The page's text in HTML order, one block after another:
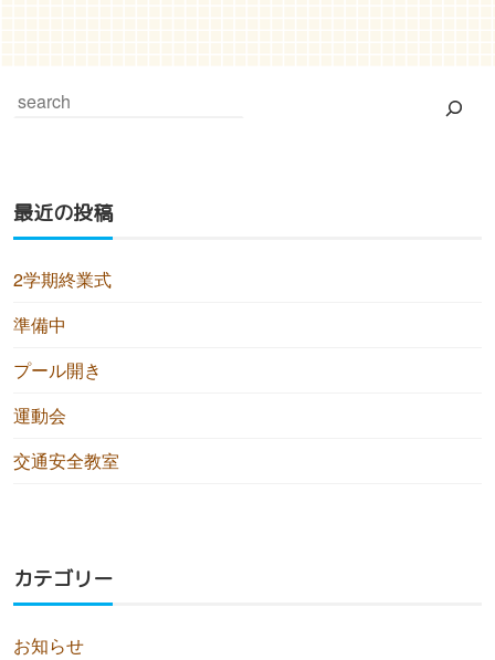
最近の投稿
2学期終業式
準備中
プール開き
運動会
交通安全教室
カテゴリー
お知らせ